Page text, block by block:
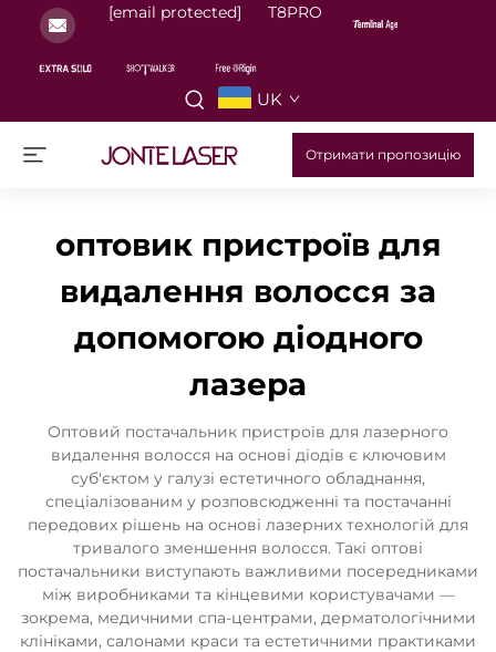
[email protected] T8PRO
UK
Отримати пропозицію
оптовик пристроїв для
видалення волосся за
допомогою діодного
лазера
Оптовий постачальник пристроїв для лазерного
видалення волосся на основі діодів є ключовим
суб'єктом у галузі естетичного обладнання,
спеціалізованим у розповсюдженні та постачанні
передових рішень на основі лазерних технологій для
тривалого зменшення волосся. Такі оптові
постачальники виступають важливими посередниками
між виробниками та кінцевими користувачами —
зокрема, медичними спа-центрами, дерматологічними
клініками, салонами краси та естетичними практиками